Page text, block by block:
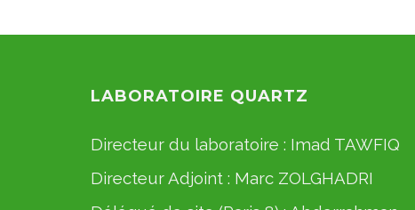
LABORATOIRE QUARTZ
Directeur du laboratoire : Imad TAWFIQ
Directeur Adjoint : Marc ZOLGHADRI